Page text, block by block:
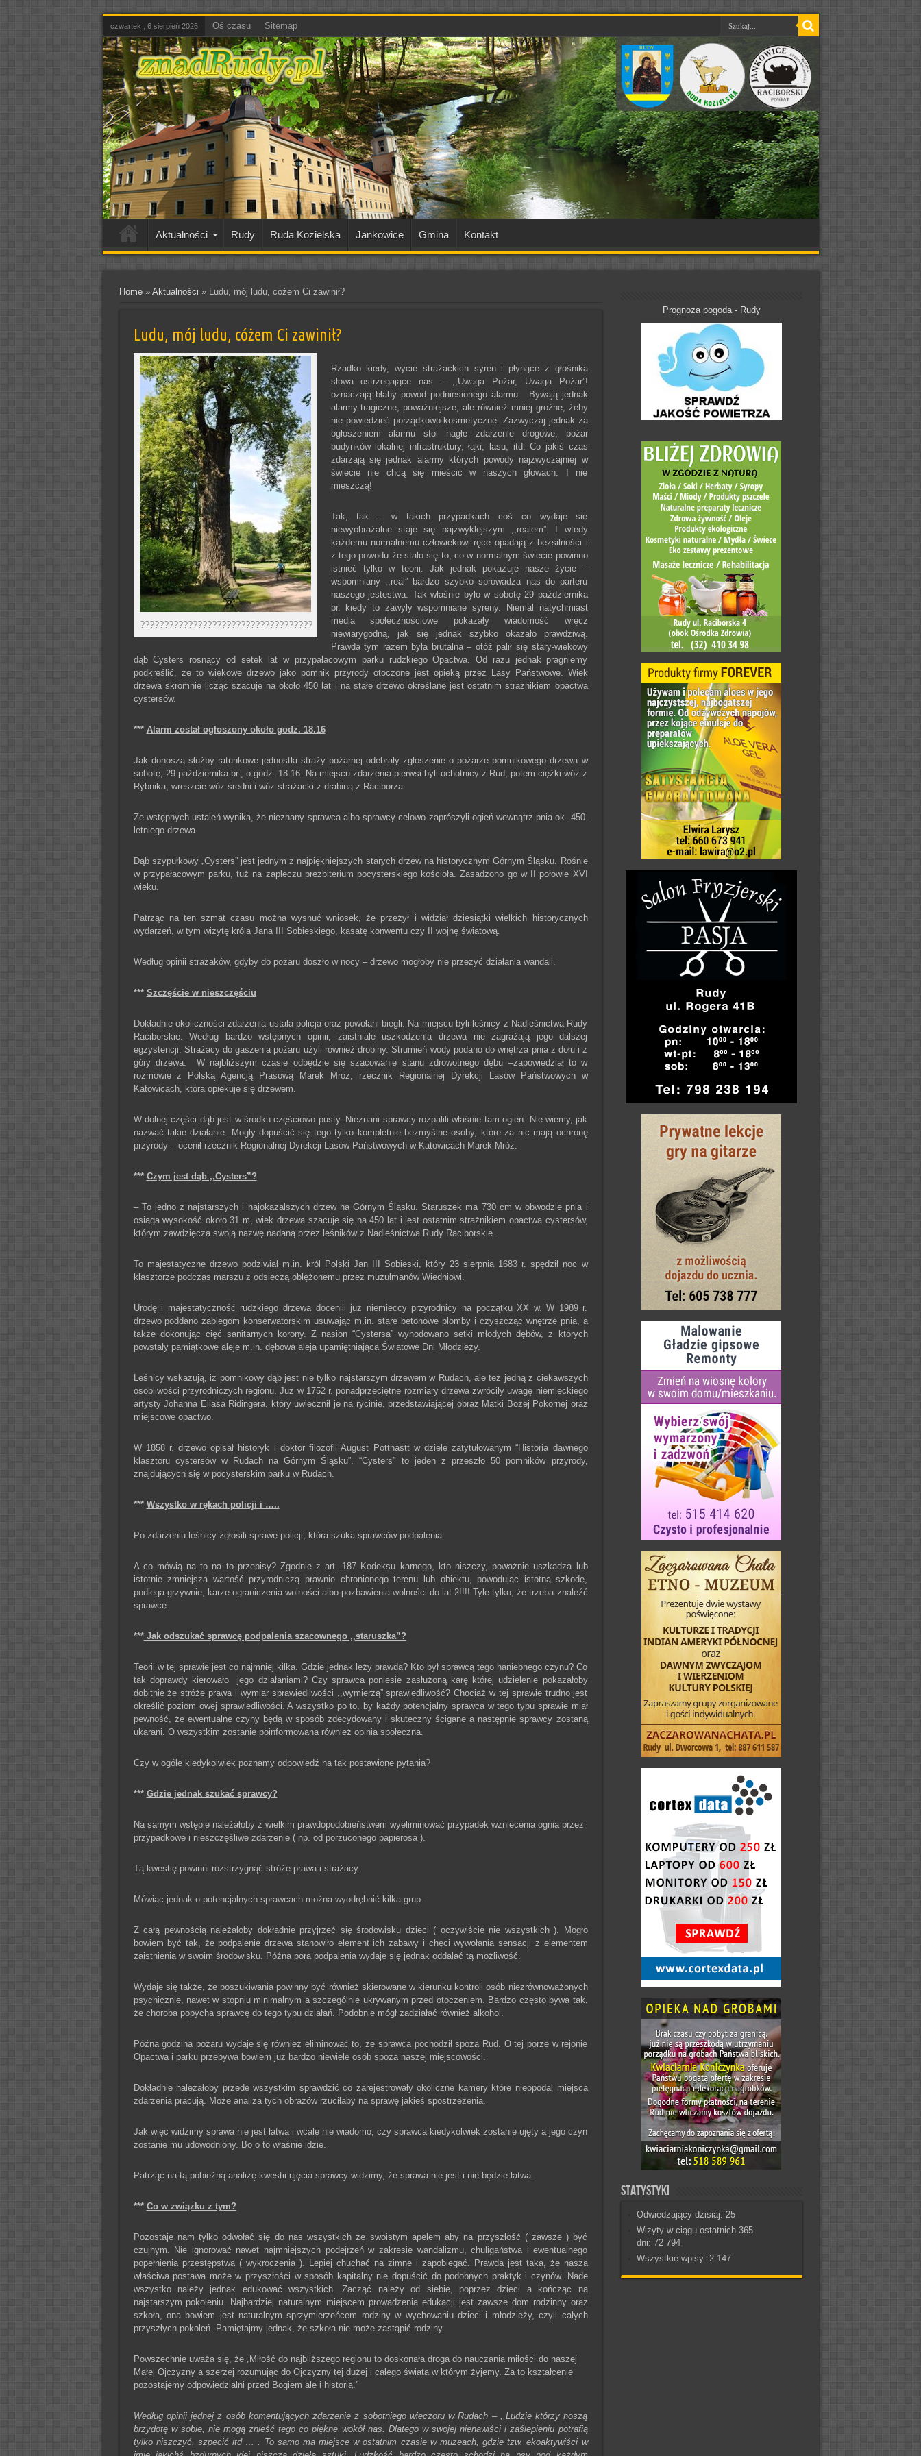
czwartek , 6 sierpień 2026 Oś czasu Sitemap
Aktualności Rudy Ruda Kozielska Jankowice Gmina Kontakt
Home» Aktualności » Ludu, mój ludu, cóżem Ci zawinił?
Ludu, mój ludu, cóżem Ci zawinił?
????????????????????????????????????
Rzadko kiedy, wycie strażackich syren i płynące z głośnika
słowa ostrzegające nas – ,,Uwaga Pożar, Uwaga Pożar”!
oznaczają błahy powód podniesionego alarmu. Bywają jednak
alarmy tragiczne, poważniejsze, ale również mniej groźne, żeby
nie powiedzieć porządkowo-kosmetyczne. Zazwyczaj jednak za
ogłoszeniem alarmu stoi nagłe zdarzenie drogowe, pożar
budynków lokalnej infrastruktury, łąki, lasu, itd. Co jakiś czas
zdarzają się jednak alarmy których powody najzwyczajniej w
świecie nie chcą się mieścić w naszych głowach. I nie
mieszczą!
Tak, tak – w takich przypadkach coś co wydaje się
niewyobrażalne staje się najzwyklejszym ,,realem”. I wtedy
każdemu normalnemu człowiekowi ręce opadają z bezsilności i
z tego powodu że stało się to, co w normalnym świecie powinno
istnieć tylko w teorii. Jak jednak pokazuje nasze życie –
wspomniany ,,real” bardzo szybko sprowadza nas do parteru
naszego jestestwa. Tak właśnie było w sobotę 29 października
br. kiedy to zawyły wspomniane syreny. Niemal natychmiast
media społecznościowe pokazały wiadomość wręcz
niewiarygodną, jak się jednak szybko okazało prawdziwą.
Prawda tym razem była brutalna – otóż palił się stary-wiekowy
dąb Cysters rosnący od setek lat w przypałacowym parku rudzkiego Opactwa. Od razu jednak pragniemy
podkreślić, że to wiekowe drzewo jako pomnik przyrody otoczone jest opieką przez Lasy Państwowe. Wiek
drzewa skromnie licząc szacuje na około 450 lat i na stałe drzewo określane jest ostatnim strażnikiem opactwa
cystersów.
*** Alarm został ogłoszony około godz. 18.16
Jak donoszą służby ratunkowe jednostki straży pożarnej odebrały zgłoszenie o pożarze pomnikowego drzewa w
sobotę, 29 października br., o godz. 18.16. Na miejscu zdarzenia pierwsi byli ochotnicy z Rud, potem ciężki wóz z
Rybnika, wreszcie wóz średni i wóz strażacki z drabiną z Raciborza.
Ze wstępnych ustaleń wynika, że nieznany sprawca albo sprawcy celowo zaprószyli ogień wewnątrz pnia ok. 450-
letniego drzewa.
Dąb szypułkowy „Cysters” jest jednym z najpiękniejszych starych drzew na historycznym Górnym Śląsku. Rośnie
w przypałacowym parku, tuż na zapleczu prezbiterium pocysterskiego kościoła. Zasadzono go w II połowie XVI
wieku.
Patrząc na ten szmat czasu można wysnuć wniosek, że przeżył i widział dziesiątki wielkich historycznych
wydarzeń, w tym wizytę króla Jana III Sobieskiego, kasatę konwentu czy II wojnę światową.
Według opinii strażaków, gdyby do pożaru doszło w nocy – drzewo mogłoby nie przeżyć działania wandali.
*** Szczęście w nieszczęściu
Dokładnie okoliczności zdarzenia ustala policja oraz powołani biegli. Na miejscu byli leśnicy z Nadleśnictwa Rudy
Raciborskie. Według bardzo wstępnych opinii, zaistniałe uszkodzenia drzewa nie zagrażają jego dalszej
egzystencji. Strażacy do gaszenia pożaru użyli również drobiny. Strumień wody podano do wnętrza pnia z dołu i z
góry drzewa. W najbliższym czasie odbędzie się szacowanie stanu zdrowotnego dębu –zapowiedział to w
rozmowie z Polską Agencją Prasową Marek Mróz, rzecznik Regionalnej Dyrekcji Lasów Państwowych w
Katowicach, która opiekuje się drzewem.
W dolnej części dąb jest w środku częściowo pusty. Nieznani sprawcy rozpalili właśnie tam ogień. Nie wiemy, jak
nazwać takie działanie. Mogły dopuścić się tego tylko kompletnie bezmyślne osoby, które za nic mają ochronę
przyrody – ocenił rzecznik Regionalnej Dyrekcji Lasów Państwowych w Katowicach Marek Mróz.
*** Czym jest dąb ,,Cysters”?
– To jedno z najstarszych i najokazalszych drzew na Górnym Śląsku. Staruszek ma 730 cm w obwodzie pnia i
osiąga wysokość około 31 m, wiek drzewa szacuje się na 450 lat i jest ostatnim strażnikiem opactwa cystersów,
którym zawdzięcza swoją nazwę nadaną przez leśników z Nadleśnictwa Rudy Raciborskie.
To majestatyczne drzewo podziwiał m.in. król Polski Jan III Sobieski, który 23 sierpnia 1683 r. spędził noc w
klasztorze podczas marszu z odsieczą oblężonemu przez muzułmanów Wiedniowi.
Urodę i majestatyczność rudzkiego drzewa docenili już niemieccy przyrodnicy na początku XX w. W 1989 r.
drzewo poddano zabiegom konserwatorskim usuwając m.in. stare betonowe plomby i czyszcząc wnętrze pnia, a
także dokonując cięć sanitarnych korony. Z nasion “Cystersa” wyhodowano setki młodych dębów, z których
powstały pamiątkowe aleje m.in. dębowa aleja upamiętniająca Światowe Dni Młodzieży.
Leśnicy wskazują, iż pomnikowy dąb jest nie tylko najstarszym drzewem w Rudach, ale też jedną z ciekawszych
osobliwości przyrodniczych regionu. Już w 1752 r. ponadprzeciętne rozmiary drzewa zwróciły uwagę niemieckiego
artysty Johanna Eliasa Ridingera, który uwiecznił je na rycinie, przedstawiającej obraz Matki Bożej Pokornej oraz
miejscowe opactwo.
W 1858 r. drzewo opisał historyk i doktor filozofii August Potthastt w dziele zatytułowanym “Historia dawnego
klasztoru cystersów w Rudach na Górnym Śląsku”. “Cysters” to jeden z przeszło 50 pomników przyrody,
znajdujących się w pocysterskim parku w Rudach.
*** Wszystko w rękach policji i …..
Po zdarzeniu leśnicy zgłosili sprawę policji, która szuka sprawców podpalenia.
A co mówią na to na to przepisy? Zgodnie z art. 187 Kodeksu karnego, kto niszczy, poważnie uszkadza lub
istotnie zmniejsza wartość przyrodniczą prawnie chronionego terenu lub obiektu, powodując istotną szkodę,
podlega grzywnie, karze ograniczenia wolności albo pozbawienia wolności do lat 2!!!! Tyle tylko, że trzeba znaleźć
sprawcę.
***Jak odszukać sprawcę podpalenia szacownego ,,staruszka”?
Teorii w tej sprawie jest co najmniej kilka. Gdzie jednak leży prawda? Kto był sprawcą tego haniebnego czynu? Co
tak doprawdy kierowało jego działaniami? Czy sprawca poniesie zasłużoną karę której udzielenie pokazałoby
dobitnie że stróże prawa i wymiar sprawiedliwości ,,wymierzą” sprawiedliwość? Chociaż w tej sprawie trudno jest
określić poziom owej sprawiedliwości. A wszystko po to, by każdy potencjalny sprawca w tego typu sprawie miał
pewność, że ewentualne czyny będą w sposób zdecydowany i skuteczny ścigane a następnie sprawcy zostaną
ukarani. O wszystkim zostanie poinformowana również opinia społeczna.
Czy w ogóle kiedykolwiek poznamy odpowiedź na tak postawione pytania?
*** Gdzie jednak szukać sprawcy?
Na samym wstępie należałoby z wielkim prawdopodobieństwem wyeliminować przypadek wzniecenia ognia przez
przypadkowe i nieszczęśliwe zdarzenie ( np. od porzuconego papierosa ).
Tą kwestię powinni rozstrzygnąć stróże prawa i strażacy.
Mówiąc jednak o potencjalnych sprawcach można wyodrębnić kilka grup.
Z całą pewnością należałoby dokładnie przyjrzeć się środowisku dzieci ( oczywiście nie wszystkich ). Mogło
bowiem być tak, że podpalenie drzewa stanowiło element ich zabawy i chęci wywołania sensacji z elementem
zaistnienia w swoim środowisku. Późna pora podpalenia wydaje się jednak oddalać tą możliwość.
Wydaje się także, że poszukiwania powinny być również skierowane w kierunku kontroli osób niezrównoważonych
psychicznie, nawet w stopniu minimalnym a szczególnie ukrywanym przed otoczeniem. Bardzo często bywa tak,
że choroba popycha sprawcę do tego typu działań. Podobnie mógł zadziałać również alkohol.
Późna godzina pożaru wydaje się również eliminować to, że sprawca pochodził spoza Rud. O tej porze w rejonie
Opactwa i parku przebywa bowiem już bardzo niewiele osób spoza naszej miejscowości.
Dokładnie należałoby przede wszystkim sprawdzić co zarejestrowały okoliczne kamery które nieopodal miejsca
zdarzenia pracują. Może analiza tych obrazów rzuciłaby na sprawę jakieś spostrzeżenia.
Jak więc widzimy sprawa nie jest łatwa i wcale nie wiadomo, czy sprawca kiedykolwiek zostanie ujęty a jego czyn
zostanie mu udowodniony. Bo o to właśnie idzie.
Patrząc na tą pobieżną analizę kwestii ujęcia sprawcy widzimy, że sprawa nie jest i nie będzie łatwa.
*** Co w związku z tym?
Pozostaje nam tylko odwołać się do nas wszystkich ze swoistym apelem aby na przyszłość ( zawsze ) być
czujnym. Nie ignorować nawet najmniejszych podejrzeń w zakresie wandalizmu, chuligaństwa i ewentualnego
popełnienia przestępstwa ( wykroczenia ). Lepiej chuchać na zimne i zapobiegać. Prawda jest taka, że nasza
właściwa postawa może w przyszłości w sposób kapitalny nie dopuścić do podobnych praktyk i czynów. Nade
wszystko należy jednak edukować wszystkich. Zacząć należy od siebie, poprzez dzieci a kończąc na
najstarszym pokoleniu. Najbardziej naturalnym miejscem prowadzenia edukacji jest zawsze dom rodzinny oraz
szkoła, ona bowiem jest naturalnym sprzymierzeńcem rodziny w wychowaniu dzieci i młodzieży, czyli całych
przyszłych pokoleń. Pamiętajmy jednak, że szkoła nie może zastąpić rodziny.
Powszechnie uważa się, że „Miłość do najbliższego regionu to doskonała droga do nauczania miłości do naszej
Małej Ojczyzny a szerzej rozumując do Ojczyzny tej dużej i całego świata w którym żyjemy. Za to kształcenie
pozostajemy odpowiedzialni przed Bogiem ale i historią.”
Według opinii jednej z osób komentujących zdarzenie z sobotniego wieczoru w Rudach – ,,Ludzie którzy noszą
brzydotę w sobie, nie mogą znieść tego co piękne wokół nas. Dlatego w swojej nienawiści i zaślepieniu potrafią
tylko niszczyć, szpecić itd … . To samo ma miejsce w ostatnim czasie w muzeach, gdzie tzw. ekoaktywiści w
Prognoza pogoda - Rudy
Statystyki
Odwiedzający dzisiaj: 25
Wizyty w ciągu ostatnich 365
dni: 72 794
Wszystkie wpisy: 2 147